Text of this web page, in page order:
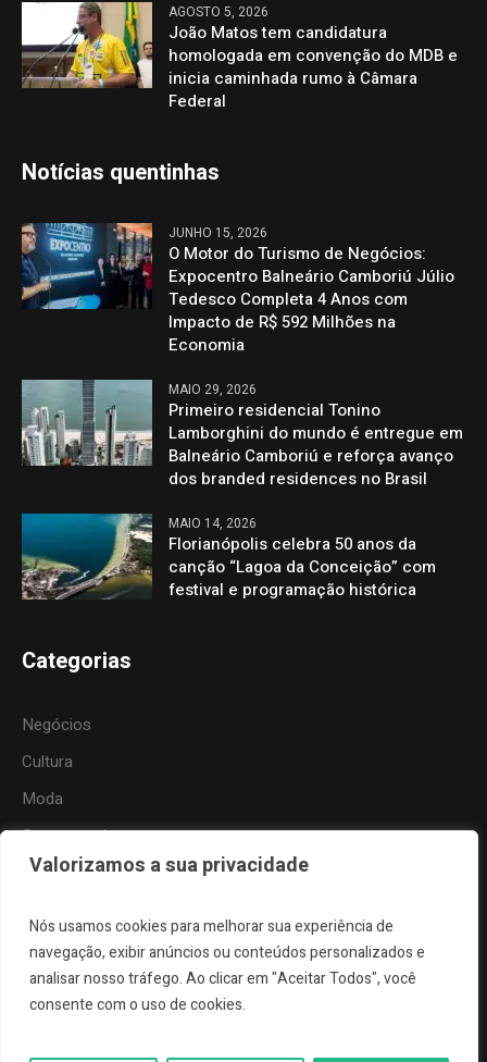
Valorizamos a sua privacidade
Nós usamos cookies para melhorar sua experiência de
navegação, exibir anúncios ou conteúdos personalizados e
analisar nosso tráfego. Ao clicar em "Aceitar Todos", você
consente com o uso de cookies.
AGOSTO 5, 2026
João Matos tem candidatura
homologada em convenção do MDB e
inicia caminhada rumo à Câmara
Federal
Notícias quentinhas
JUNHO 15, 2026
O Motor do Turismo de Negócios:
Expocentro Balneário Camboriú Júlio
Tedesco Completa 4 Anos com
Impacto de R$ 592 Milhões na
Economia
MAIO 29, 2026
Primeiro residencial Tonino
Lamborghini do mundo é entregue em
Balneário Camboriú e reforça avanço
dos branded residences no Brasil
MAIO 14, 2026
Florianópolis celebra 50 anos da
canção “Lagoa da Conceição” com
festival e programação histórica
Categorias
Negócios
Cultura
Moda
Gastronomia
Tecnologia
Viagem
Natureza